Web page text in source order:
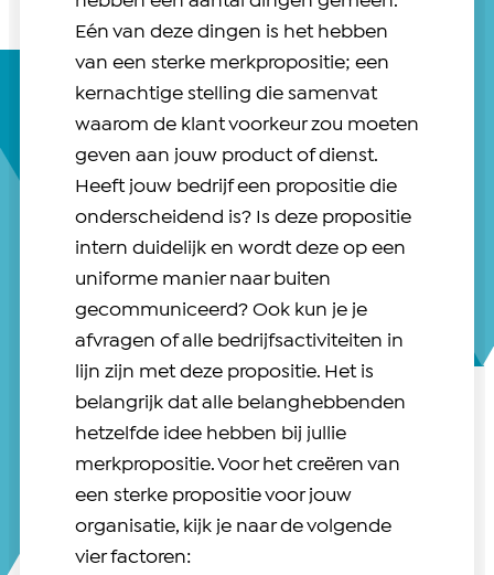
Eén van deze dingen is het hebben
van een sterke merkpropositie; een
kernachtige stelling die samenvat
waarom de klant voorkeur zou moeten
geven aan jouw product of dienst.
Heeft jouw bedrijf een propositie die
onderscheidend is? Is deze propositie
intern duidelijk en wordt deze op een
uniforme manier naar buiten
gecommuniceerd? Ook kun je je
afvragen of alle bedrijfsactiviteiten in
lijn zijn met deze propositie. Het is
belangrijk dat alle belanghebbenden
hetzelfde idee hebben bij jullie
merkpropositie. Voor het creëren van
een sterke propositie voor jouw
organisatie, kijk je naar de volgende
vier factoren: